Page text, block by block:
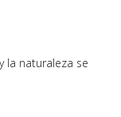
la naturaleza se